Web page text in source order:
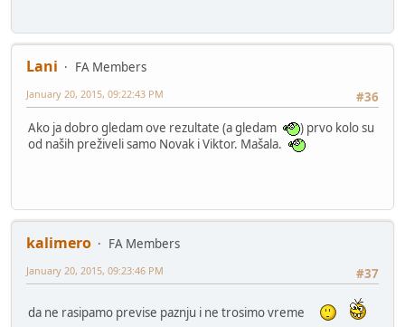
Lani
FA Members
#36
January 20, 2015, 09:22:43 PM
Ako ja dobro gledam ove rezultate (a gledam
) prvo kolo su
od naših preživeli samo Novak i Viktor. Mašala.
kalimero
FA Members
#37
January 20, 2015, 09:23:46 PM
da ne rasipamo previse paznju i ne trosimo vreme